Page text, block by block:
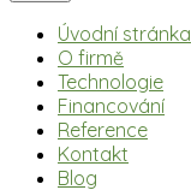
Úvodní stránka
O firmě
Technologie
Financování
Reference
Kontakt
Blog